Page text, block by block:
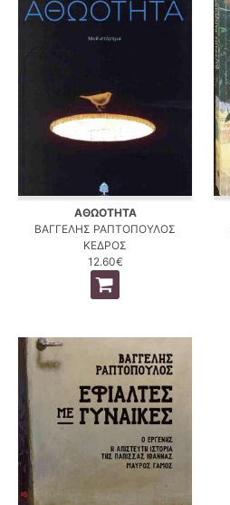
ΑΘΩΟΤΗΤΑ
ΒΑΓΓΕΛΗΣ ΡΑΠΤΟΠΟΥΛΟΣ
ΚΕΔΡΟΣ
12.60€